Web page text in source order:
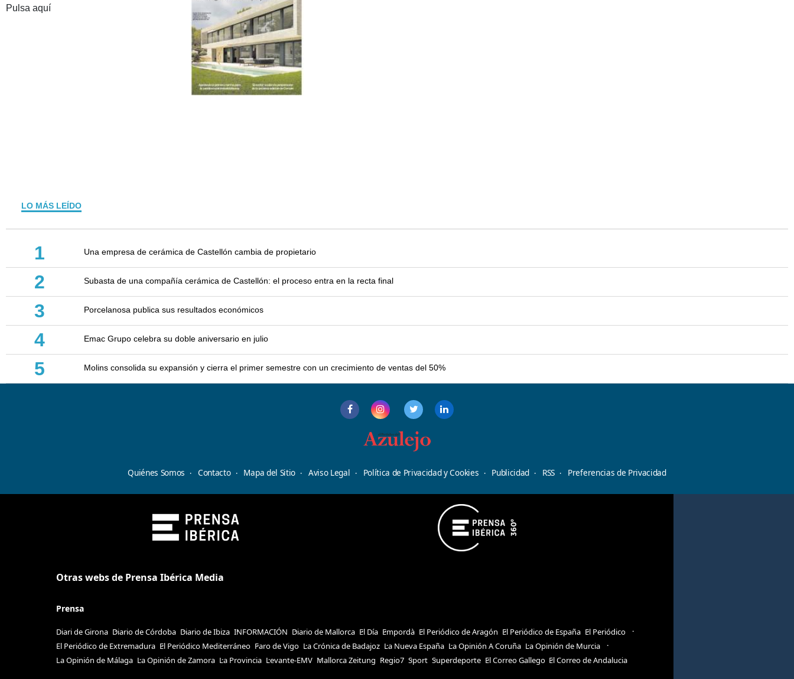
Pulsa aquí
LO MÁS LEÍDO
1 Una empresa de cerámica de Castellón cambia de propietario
2 Subasta de una compañía cerámica de Castellón: el proceso entra en la recta final
3 Porcelanosa publica sus resultados económicos
4 Emac Grupo celebra su doble aniversario en julio
5 Molins consolida su expansión y cierra el primer semestre con un crecimiento de ventas del 50%
Quiénes Somos Contacto Mapa del Sitio Aviso Legal Política de Privacidad y Cookies Publicidad RSS Preferencias de Privacidad
Otras webs de Prensa Ibérica Media
Prensa
Diari de Girona Diario de Córdoba Diario de Ibiza INFORMACIÓN Diario de Mallorca El Día Empordà El Periódico de Aragón El Periódico de España El Periódico
El Periódico de Extremadura El Periódico Mediterráneo Faro de Vigo La Crónica de Badajoz La Nueva España La Opinión A Coruña La Opinión de Murcia
La Opinión de Málaga La Opinión de Zamora La Provincia Levante-EMV Mallorca Zeitung Regio7 Sport Superdeporte El Correo Gallego El Correo de Andalucia